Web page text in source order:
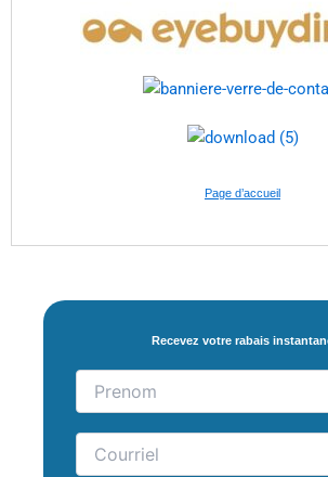
Recevez votre rabais
Page d’accueil